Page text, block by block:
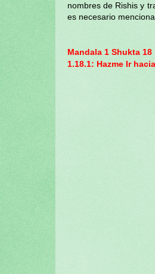
nombres de Rishis y
es necesario
Mandala 1 Shukta 18
1.18.1: Hazme Ir